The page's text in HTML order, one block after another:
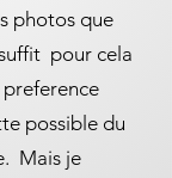
photos que
pour cela
possible du
Mais je